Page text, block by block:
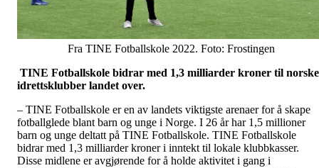
Fra TINE Fotballskole 2022. Foto: Frostingen
TINE Fotballskole bidrar med 1,3 milliarder kroner til norske
idrettsklubber landet over.
– TINE Fotballskole er en av landets viktigste arenaer for å skape
fotballglede blant barn og unge i Norge. I 26 år har 1,5 millioner
barn og unge deltatt på TINE Fotballskole. TINE Fotballskole
bidrar med 1,3 milliarder kroner i inntekt til lokale klubbkasser.
Disse midlene er avgjørende for å holde aktivitet i gang i